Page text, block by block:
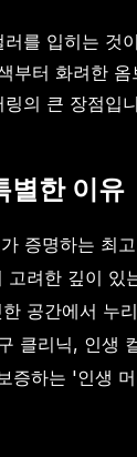
를 입히는
터 화려한
의 큰 장점
별한 이유
증명하는 최
고려한 깊이 있
공간에서 누
클리닉, 인생
증하는 '인생